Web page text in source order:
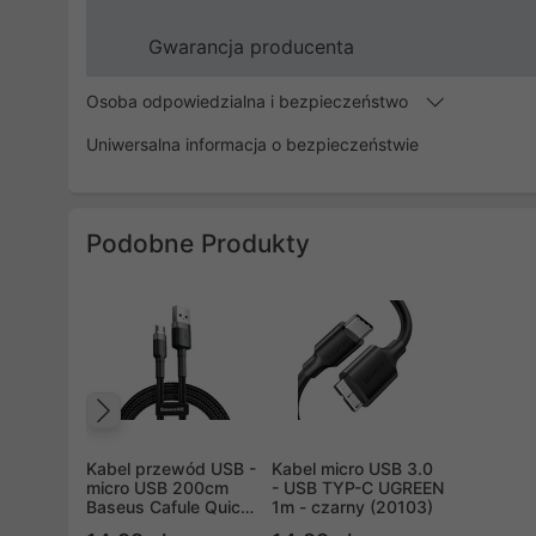
Gwarancja producenta
Osoba odpowiedzialna i bezpieczeństwo
Uniwersalna informacja o bezpieczeństwie
Podobne Produkty
Kabel przewód USB -
micro USB 200cm
Baseus Cafule Quick
Kabel micro USB 3.0
- USB TYP-C UGREEN
1m - czarny (20103)
Poprzedni